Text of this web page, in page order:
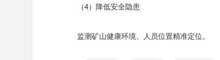
（4）降低安全隐患
监测矿山健康环境、人员位置精准定位。